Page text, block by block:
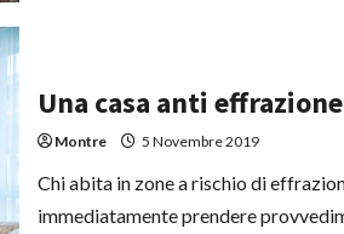
conveniente
dell’acquisto
Una casa anti
Montre 5 Novembre 2019
Chi abita in zone a rischio di
immediatamente prendere